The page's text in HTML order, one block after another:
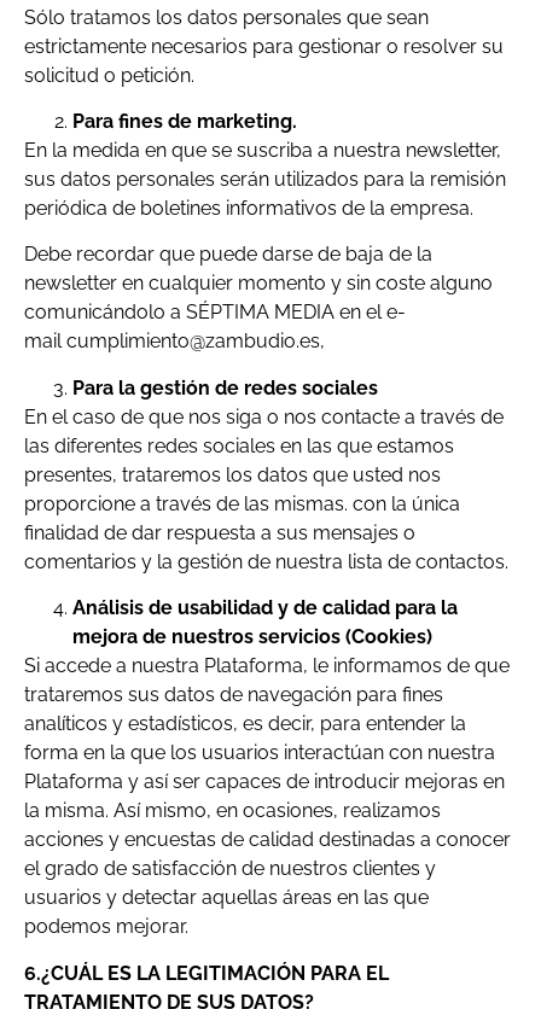
Sólo tratamos los datos personales que sean
estrictamente necesarios para gestionar o resolver su
solicitud o petición.
Para fines de marketing.
En la medida en que se suscriba a nuestra newsletter,
sus datos personales serán utilizados para la remisión
periódica de boletines informativos de la empresa.
Debe recordar que puede darse de baja de la
newsletter en cualquier momento y sin coste alguno
comunicándolo a SÉPTIMA MEDIA en el e-
mail cumplimiento@zambudio.es,
Para la gestión de redes sociales
En el caso de que nos siga o nos contacte a través de
las diferentes redes sociales en las que estamos
presentes, trataremos los datos que usted nos
proporcione a través de las mismas. con la única
finalidad de dar respuesta a sus mensajes o
comentarios y la gestión de nuestra lista de contactos.
Análisis de usabilidad y de calidad para la
mejora de nuestros servicios (Cookies)
Si accede a nuestra Plataforma, le informamos de que
trataremos sus datos de navegación para fines
analíticos y estadísticos, es decir, para entender la
forma en la que los usuarios interactúan con nuestra
Plataforma y así ser capaces de introducir mejoras en
la misma. Así mismo, en ocasiones, realizamos
acciones y encuestas de calidad destinadas a conocer
el grado de satisfacción de nuestros clientes y
usuarios y detectar aquellas áreas en las que
podemos mejorar.
6.¿CUÁL ES LA LEGITIMACIÓN PARA EL
TRATAMIENTO DE SUS DATOS?